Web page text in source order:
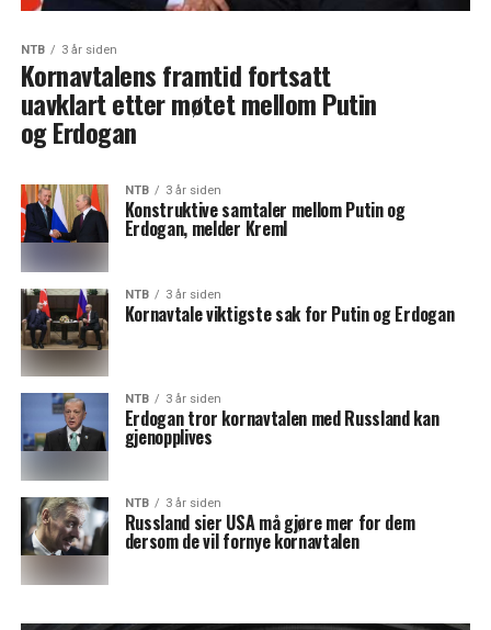
NTB 3 år siden
Kornavtalens framtid fortsatt
uavklart etter møtet mellom Putin
og Erdogan
NTB 3 år siden
Konstruktive samtaler mellom Putin og
Erdogan, melder Kreml
NTB 3 år siden
Kornavtale viktigste sak for Putin og Erdogan
NTB 3 år siden
Erdogan tror kornavtalen med Russland kan
gjenopplives
NTB 3 år siden
Russland sier USA må gjøre mer for dem
dersom de vil fornye kornavtalen